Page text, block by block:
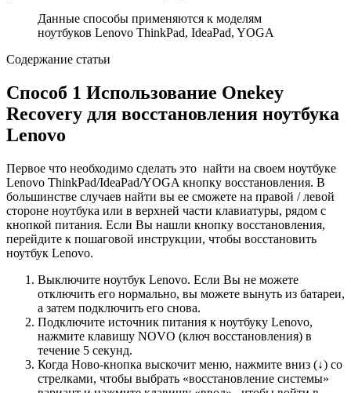
Данные способы применяются к моделям
ноутбуков Lenovo ThinkPad, IdeaPad, YOGA
Содержание статьи
Способ 1 Использование Onekey
Recovery для восстановления ноутбука
Lenovo
Первое что необходимо сделать это найти на своем ноутбуке
Lenovo ThinkPad/IdeaPad/YOGA кнопку восстановления. В
большинстве случаев найти вы ее сможете на правой / левой
стороне ноутбука или в верхней части клавиатуры, рядом с
кнопкой питания. Если Вы нашли кнопку восстановления,
перейдите к пошаговой инструкции, чтобы восстановить
ноутбук Lenovo.
Выключите ноутбук Lenovo. Если Вы не можете
отключить его нормально, вы можете вынуть из батареи,
а затем подключить его снова.
Подключите источник питания к ноутбуку Lenovo,
нажмите клавишу NOVO (ключ восстановления) в
течение 5 секунд.
Когда Ново-кнопка выскочит меню, нажмите вниз (↓) со
стрелками, чтобы выбрать «восстановление системы»